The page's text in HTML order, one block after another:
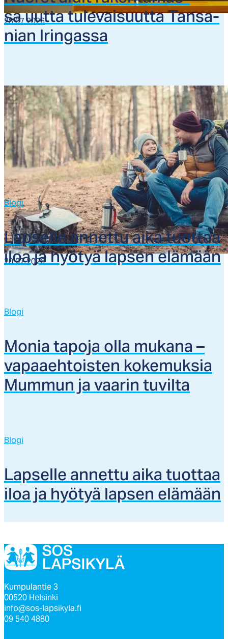
28.07.2026
sa uut­ta tu­le­vai­suut­ta Tan­sa­
nian Irin­gas­sa
20.07.2026
Blogi
Lap­sel­le an­net­tu ai­ka tuot­taa
iloa ja hyö­tyä lap­sen elä­mään
Blogi
Mo­nia ta­po­ja ol­la mu­ka­na –
va­paaeh­tois­ten ko­ke­muk­sia
Mum­mun ja vaa­rin tu­vil­ta
Blogi
Lap­sel­le an­net­tu ai­ka tuot­taa
iloa ja hyö­tyä lap­sen elä­mään
Kumpulantie 3
00520 Helsinki
info@sos-lapsikyla.fi
09 540 4880